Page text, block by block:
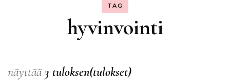
TAG
hyvinvointi
näyttää 3 tuloksen(tulokset)